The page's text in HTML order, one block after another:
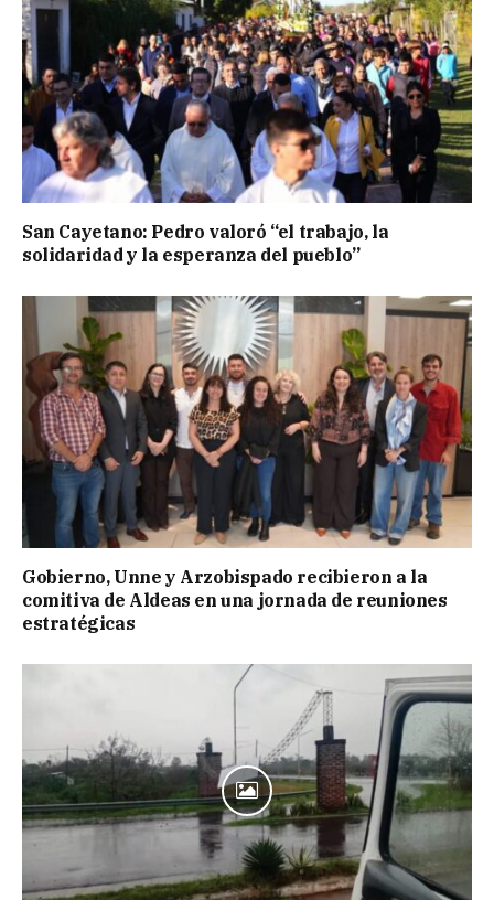
San Cayetano: Pedro valoró “el trabajo, la
solidaridad y la esperanza del pueblo”
Gobierno, Unne y Arzobispado recibieron a la
comitiva de Aldeas en una jornada de reuniones
estratégicas